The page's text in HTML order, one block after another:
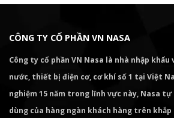
CÔNG TY CỔ PHẦN VN NASA
Công ty cổ phần VN Nasa là nhà nhập
nước, thiết bị điện cơ, cơ khí số 1 tại Việt
nghiệm 15 năm trong lĩnh vực này, Nasa
dùng của hàng ngàn khách hàng trên